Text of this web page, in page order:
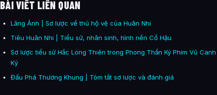
BÀI VIẾT LIÊN QUAN
Lăng Ảnh | Sơ lược về thủ hộ vệ của Huân Nhi
Tiêu Huân Nhi | Tiểu sử, nhân sinh, hình nền Cổ Hậu
Sơ lược tiểu sử Hắc Long Thiên trong Phong Thần Ký Phim Vũ Canh
Kỷ
Đấu Phá Thương Khung | Tóm tắt sơ lược và đánh giá